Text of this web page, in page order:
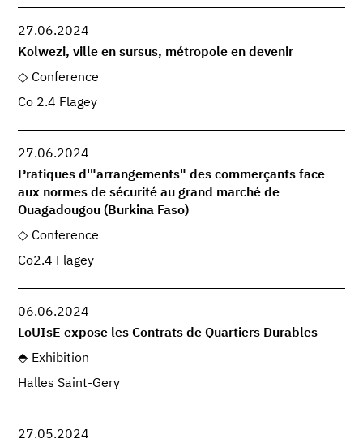
27.06.2024
Kolwezi, ville en sursus, métropole en devenir
Conference
Co 2.4 Flagey
27.06.2024
Pratiques d'"arrangements" des commerçants face
aux normes de sécurité au grand marché de
Ouagadougou (Burkina Faso)
Conference
Co2.4 Flagey
06.06.2024
LoUIsE expose les Contrats de Quartiers Durables
Exhibition
Halles Saint-Gery
27.05.2024